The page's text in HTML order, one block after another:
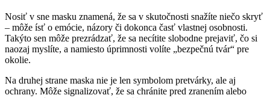
Nosiť v sne masku znamená, že sa v skutočnosti snažíte niečo skryť
– môže ísť o emócie, názory či dokonca časť vlastnej osobnosti.
Takýto sen môže prezrádzať, že sa necítite slobodne prejaviť, čo si
naozaj myslíte, a namiesto úprimnosti volíte „bezpečnú tvár“ pre
okolie.
Na druhej strane maska nie je len symbolom pretvárky, ale aj
ochrany. Môže signalizovať, že sa chránite pred zranením alebo